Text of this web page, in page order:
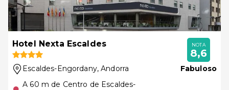
Hotel Nexta Escaldes
Escaldes-Engordany, Andorra
A 60 m de Centro de Escaldes-
NOTA
8,6
Fabuloso